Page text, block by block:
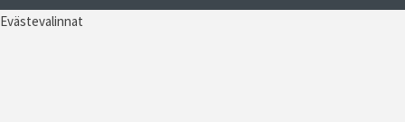
Evästevalinnat